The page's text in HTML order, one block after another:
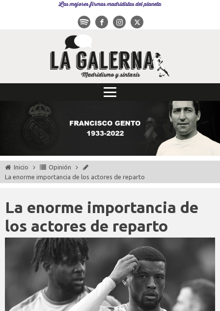
Las mejores firmas madridistas del planeta
Inicio
Opinión
La enorme importancia de los actores de reparto
La enorme importancia de
los actores de reparto